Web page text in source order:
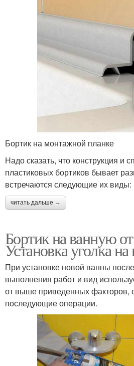
Бортик на монтажной планке
Надо сказать, что конструкция и
пластиковых бортиков бывает
встречаются следующие их виды:
читать дальше →
Бортик на ванную
Установка уголка
При установке новой ванны
выполнения работ и вид
от выше приведенных факторов,
последующие операции.